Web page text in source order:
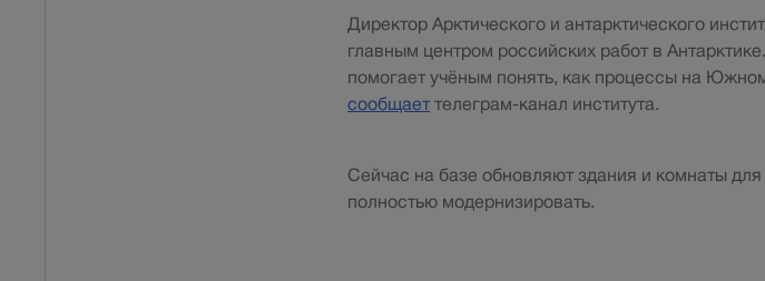
Директор Арктического и антарктического
главным центром российских работ в
помогает учёным понять, как процессы на
сообщаеттелеграм-канал института.
Сейчас на базе обновляют здания и комнаты
полностью модернизировать.